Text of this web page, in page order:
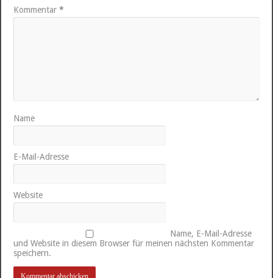
Kommentar*
Name
E-Mail-Adresse
Website
Name, E-Mail-Adresse
und Website in diesem Browser für meinen nächsten Kommentar
speichern.